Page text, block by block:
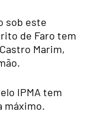
sob este
de Faro tem
Marim,
IPMA tem
máximo.